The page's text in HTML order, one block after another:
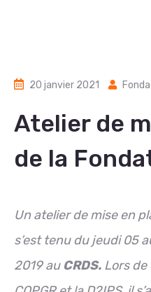
20 janvier 2021
Atelier de
de la
Un atelier de mise en
s’est tenu du jeudi 05
2019 au CRDS. Lors